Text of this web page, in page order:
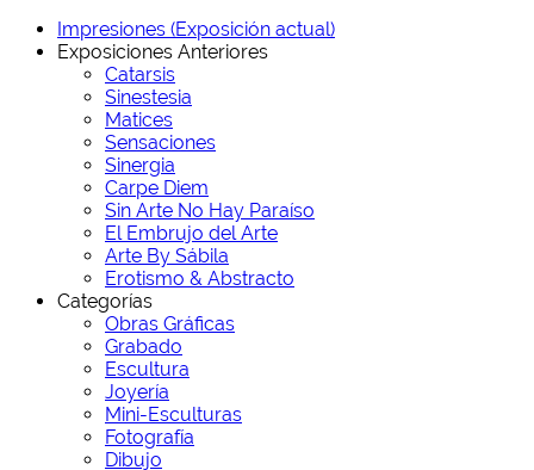
Impresiones (Exposición actual)
Exposiciones Anteriores
Catarsis
Sinestesia
Matices
Sensaciones
Sinergia
Carpe Diem
Sin Arte No Hay Paraíso
El Embrujo del Arte
Arte By Sábila
Erotismo & Abstracto
Categorías
Obras Gráficas
Grabado
Escultura
Joyería
Mini-Esculturas
Fotografía
Dibujo